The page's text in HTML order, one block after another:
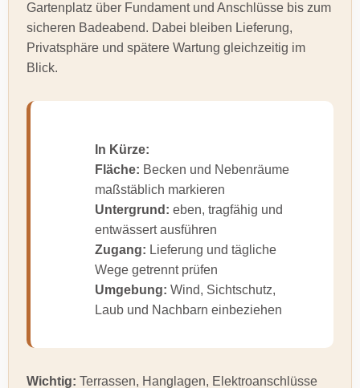
Gartenplatz über Fundament und Anschlüsse bis zum
sicheren Badeabend. Dabei bleiben Lieferung,
Privatsphäre und spätere Wartung gleichzeitig im
Blick.
In Kürze:
Fläche: Becken und Nebenräume
maßstäblich markieren
Untergrund: eben, tragfähig und
entwässert ausführen
Zugang: Lieferung und tägliche
Wege getrennt prüfen
Umgebung: Wind, Sichtschutz,
Laub und Nachbarn einbeziehen
Wichtig: Terrassen, Hanglagen, Elektroanschlüsse